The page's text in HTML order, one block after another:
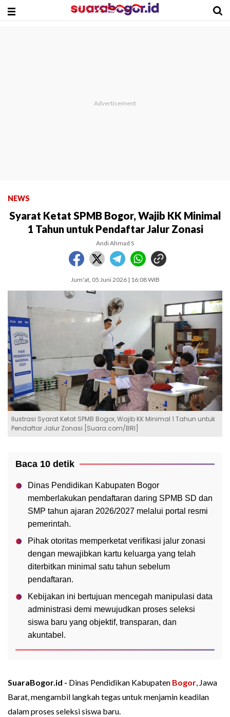
NEWS
Syarat Ketat SPMB Bogor, Wajib KK Minimal
1 Tahun untuk Pendaftar Jalur Zonasi
Andi Ahmad S
Jum'at, 05 Juni 2026 | 16:08 WIB
Ilustrasi Syarat Ketat SPMB Bogor, Wajib KK Minimal 1 Tahun untuk
Pendaftar Jalur Zonasi [Suara.com/BRI]
Baca 10 detik
Dinas Pendidikan Kabupaten Bogor
memberlakukan pendaftaran daring SPMB SD dan
SMP tahun ajaran 2026/2027 melalui portal resmi
pemerintah.
Pihak otoritas memperketat verifikasi jalur zonasi
dengan mewajibkan kartu keluarga yang telah
diterbitkan minimal satu tahun sebelum
pendaftaran.
Kebijakan ini bertujuan mencegah manipulasi data
administrasi demi mewujudkan proses seleksi
siswa baru yang objektif, transparan, dan
akuntabel.
SuaraBogor.id - Dinas Pendidikan Kabupaten Bogor, Jawa
Barat, mengambil langkah tegas untuk menjamin keadilan
dalam proses seleksi siswa baru.